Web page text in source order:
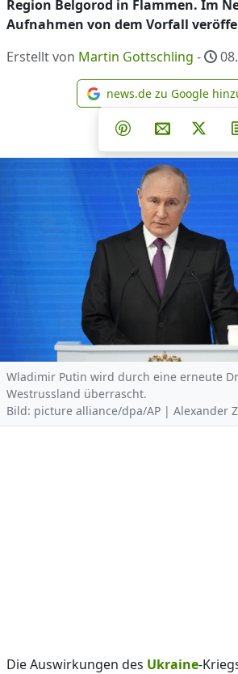
Region Belgorod in Flammen. Im
Aufnahmen von dem Vorfall
Erstellt von Martin Gottschling -
news.de
news.de zu Google
Teilen aufTeilen auf
Teilen aufPer E-Mail
Post
Wladimir Putin wird durch eine erneute
Westrussland überrascht.
Bild: picture alliance/dpa/AP | Alexander
Die Auswirkungen des Ukraine-